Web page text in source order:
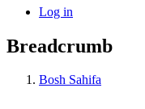
Log in
Breadcrumb
Bosh Sahifa